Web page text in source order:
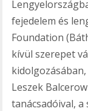
fejedelem és
Foundation
kívül szerepet
Leszek
tanácsadóival,